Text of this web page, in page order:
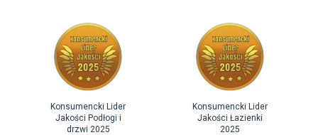
Konsumencki Lider
Jakości Podłogi i
drzwi 2025
Konsumencki Lider
Jakości Łazienki
2025